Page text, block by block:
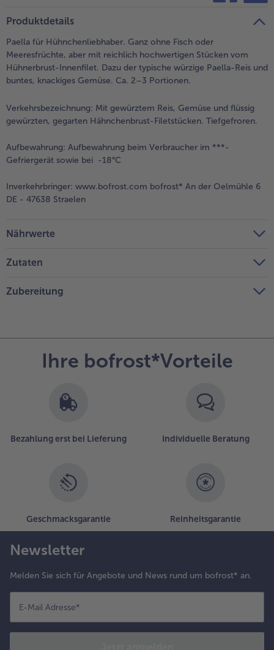
Produktdetails
Paella für Hühnchenliebhaber. Ganz ohne Fisch oder
Meeresfrüchte, aber mit reichlich hochwertigen Stücken vom
Hühnerbrust-Innenfilet. Dazu der typische würzige Paella-Reis und
buntes, knackiges Gemüse. Ca. 2–3 Portionen.
Verkehrsbezeichnung: Mit gewürztem Reis, Gemüse und flüssig
gewürzten, gegarten Hähnchenbrust-Filetstücken. Tiefgefroren.
Aufbewahrung: Aufbewahrung beim Verbraucher im ***-
Gefriergerät sowie bei -18°C
Inverkehrbringer: www.bofrost.com bofrost* An der Oelmühle 6
DE - 47638 Straelen
Nährwerte
Zutaten
Zubereitung
Ihre bofrost*Vorteile
Bezahlung erst bei Lieferung Individuelle Beratung
Geschmacksgarantie Reinheitsgarantie
Newsletter
Melden Sie sich für Angebote und News rund um bofrost* an.
E-Mail Adresse*